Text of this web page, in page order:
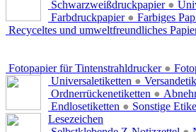
Schwarzweißdruckpapier ●
Farbdruckpapier ● Farbiges
Recyceltes und umweltfreundliches
Fotopapier für Tintenstrahldrucker ●
Universaletiketten ●
Ordnerrückenetiketten ●
Endlosetiketten ● Sonstige
Lesezeichen